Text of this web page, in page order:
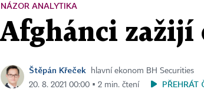
NÁZOR ANALYTIKA
Afghánci
Štěpán Křeček
hlavní ekonom BH Securities
20. 8. 2021 00:00 ▪ 2 min. čtení
PŘEHRÁT